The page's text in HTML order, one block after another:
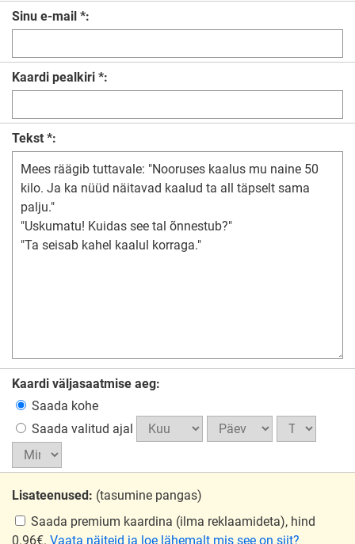
Sinu e-mail *:
Kaardi pealkiri *:
Tekst *:
Kaardi väljasaatmise aeg:
Saada kohe
Saada valitud ajal
Lisateenused: (tasumine pangas)
Saada premium kaardina (ilma reklaamideta), hind
0.96€. Vaata näiteid ja loe lähemalt mis see on siit?